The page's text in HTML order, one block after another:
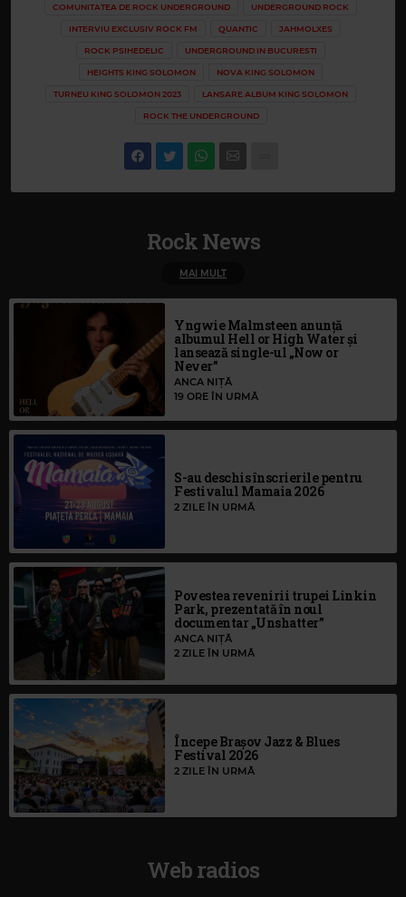
COMUNITATEA DE ROCK UNDERGROUND UNDERGROUND ROCK
INTERVIU EXCLUSIV ROCK FM QUANTIC JAHMOLXES
ROCK PSIHEDELIC UNDERGROUND IN BUCURESTI
HEIGHTS KING SOLOMON NOVA KING SOLOMON
TURNEU KING SOLOMON 2023 LANSARE ALBUM KING SOLOMON
ROCK THE UNDERGROUND
Rock News
MAI MULT
Yngwie Malmsteen anunță
albumul Hell or High Water și
lansează single-ul „Now or
Never”
ANCA NIȚĂ
19 ORE ÎN URMĂ
S-au deschis înscrierile pentru
Festivalul Mamaia 2026
2 ZILE ÎN URMĂ
Povestea revenirii trupei Linkin
Park, prezentată în noul
documentar „Unshatter”
ANCA NIȚĂ
2 ZILE ÎN URMĂ
Începe Brașov Jazz & Blues
Festival 2026
2 ZILE ÎN URMĂ
Web radios